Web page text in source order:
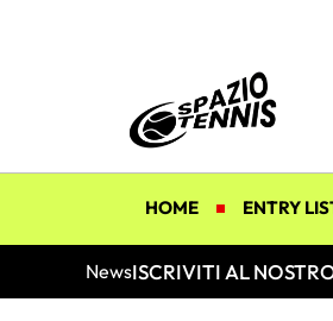
HOME ENTRY
NewsISCRIVITI AL